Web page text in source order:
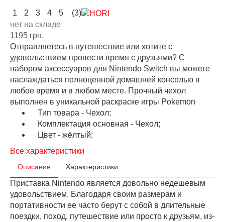
1 2 3 4 5
(3)
нет на складе
1195 грн.
Отправляетесь в путешествие или хотите с
удовольствием провести время с друзьями? С
набором аксессуаров для Nintendo Switch вы можете
наслаждаться полноценной домашней консолью в
любое время и в любом месте. Прочный чехол
выполнен в уникальной раскраске игры Pokemon
Тип товара - Чехол;
Комплектация основная - Чехол;
Цвет - жёлтый;
Все характеристики
Описание Характеристики
Приставка Nintendo является довольно недешевым
удовольствием. Благодаря своим размерам и
портативности ее часто берут с собой в длительные
поездки, поход, путешествие или просто к друзьям, из-